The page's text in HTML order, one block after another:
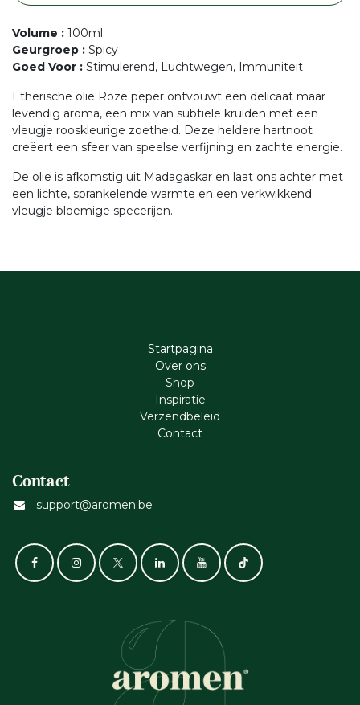
Volume : 100ml
Geurgroep : Spicy
Goed Voor : Stimulerend, Luchtwegen, Immuniteit
Etherische olie Roze peper ontvouwt een delicaat maar
levendig aroma, een mix van subtiele kruiden met een
vleugje rooskleurige zoetheid. Deze heldere hartnoot
creëert een sfeer van speelse verfijning en zachte energie.
De olie is afkomstig uit Madagaskar en laat ons achter met
een lichte, sprankelende warmte en een verkwikkend
vleugje bloemige specerijen.
Startpagina
Ove​r​ ons
Shop
Inspiratie
Verzendbeleid
Cont​act
Contact
support@aromen.be